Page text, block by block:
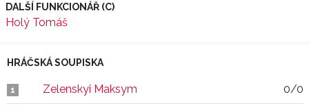
DALŠÍ FUNKCIONÁŘ (C)
Holý Tomáš
HRÁČSKÁ SOUPISKA
1 Zelenskyi Maksym 0/0